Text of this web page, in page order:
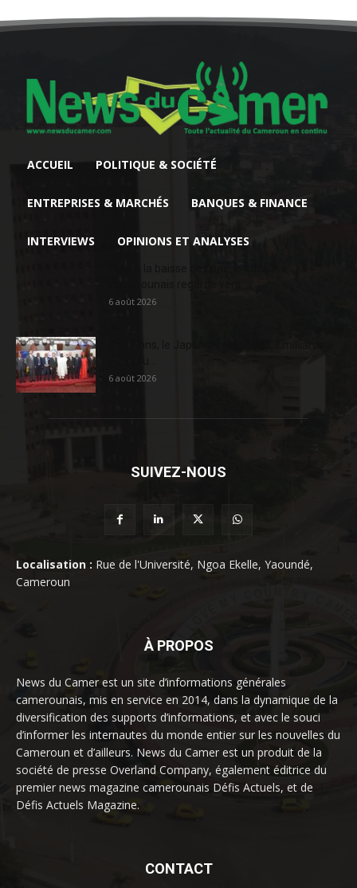
ACCUEIL POLITIQUE & SOCIÉTÉ
ENTREPRISES & MARCHÉS BANQUES & FINANCE
INTERVIEWS OPINIONS ET ANALYSES
6 août 2026
6 août 2026
SUIVEZ-NOUS
Localisation : Rue de l'Université, Ngoa Ekelle, Yaoundé,
Cameroun
À PROPOS
News du Camer est un site d’informations générales
camerounais, mis en service en 2014, dans la dynamique de la
diversification des supports d’informations, et avec le souci
d’informer les internautes du monde entier sur les nouvelles du
Cameroun et d’ailleurs. News du Camer est un produit de la
société de presse Overland Company, également éditrice du
premier news magazine camerounais Défis Actuels, et de
Défis Actuels Magazine.
CONTACT